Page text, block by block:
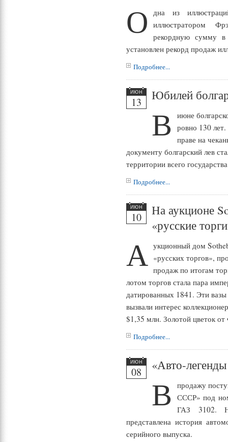
О
дна из
иллюстратором
рекордную сумму
установлен рекорд продаж
Подробнее...
ИЮН
13 Юбилей
В
июне
ровно 130
праве на
документу болгарский лев
территории всего
Подробнее...
ИЮН
10
На аукционе
«русские
А укционный дом
«русских торгов»,
продаж по итогам
лотом торгов стала пара
датированных 1841. Эти
вызвали интерес
$1,35 млн. Золотой цветок
Подробнее...
ИЮН
08 «Авто-
В
продажу
СССР» под
ГАЗ 3102.
представлена история
серийного выпуска.